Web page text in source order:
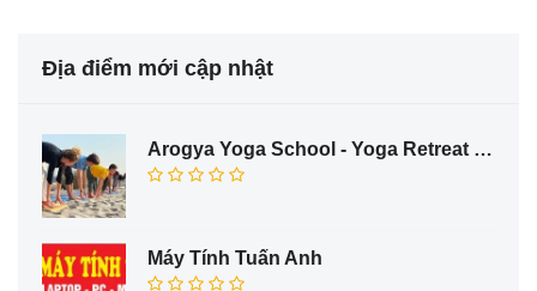
Địa điểm mới cập nhật
Arogya Yoga School - Yoga Retreat in Rishikesh
Máy Tính Tuấn Anh